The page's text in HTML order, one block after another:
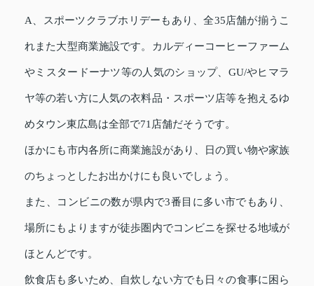
A、スポーツクラブホリデーもあり、全35店舗が揃うこ
れまた大型商業施設です。カルディーコーヒーファーム
やミスタードーナツ等の人気のショップ、GU/やヒマラ
ヤ等の若い方に人気の衣料品・スポーツ店等を抱えるゆ
めタウン東広島は全部で71店舗だそうです。
ほかにも市内各所に商業施設があり、日の買い物や家族
のちょっとしたお出かけにも良いでしょう。
また、コンビニの数が県内で3番目に多い市でもあり、
場所にもよりますが徒歩圏内でコンビニを探せる地域が
ほとんどです。
飲食店も多いため、自炊しない方でも日々の食事に困ら